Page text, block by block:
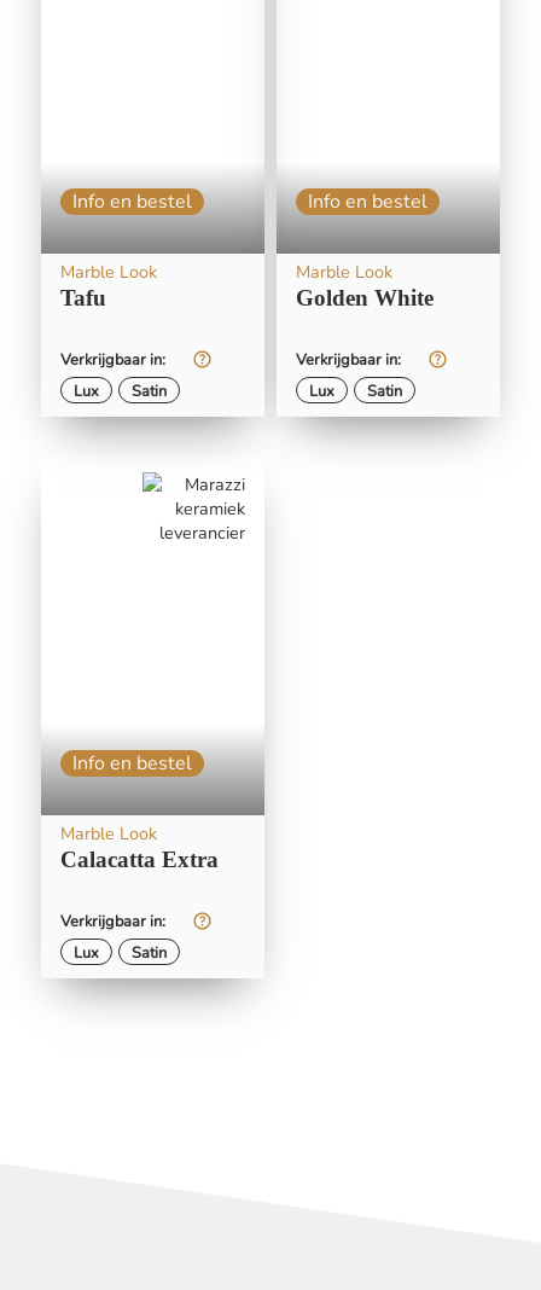
Lux Satin
Verkrijgbaar in:
Info en bestel
Marble Look
Tafu
Lux Satin
Verkrijgbaar in:
Info en bestel
Marble Look
Golden White
Lux Satin
Verkrijgbaar in:
Info en bestel
Marble Look
Calacatta Extra